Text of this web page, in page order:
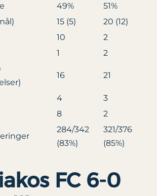
49%
51%
15 (5)
20 (12)
10
2
1
2
16 21
4
3
8 2
284/342
(83%)
321/376
(85%)
FC 6-0